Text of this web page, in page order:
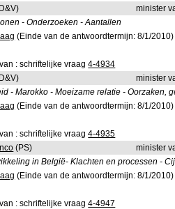
minister
- Onderzoeken - Aantallen
(Einde van de antwoordtermijn: 8/1/2010)
: schriftelijke vraag4-4934
minister
- Marokko - Moeizame relatie - Oorzaken,
(Einde van de antwoordtermijn: 8/1/2010)
: schriftelijke vraag4-4935
(PS)
minister
in België- Klachten en processen -
(Einde van de antwoordtermijn: 8/1/2010)
: schriftelijke vraag4-4947